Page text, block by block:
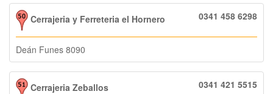
Cerrajeria y Ferreteria el Hornero 0341 458 6298
Deán Funes 8090
Cerrajeria Zeballos 0341 421 5515